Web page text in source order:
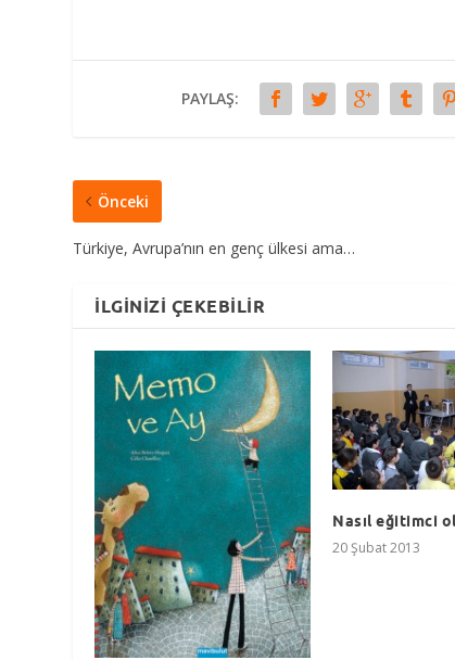
PAYLAŞ:
Önceki
Türkiye, Avrupa’nın en genç ülkesi ama…
İLGINIZI ÇEKEBILIR
Nasıl eğitimci
20 Şubat 2013